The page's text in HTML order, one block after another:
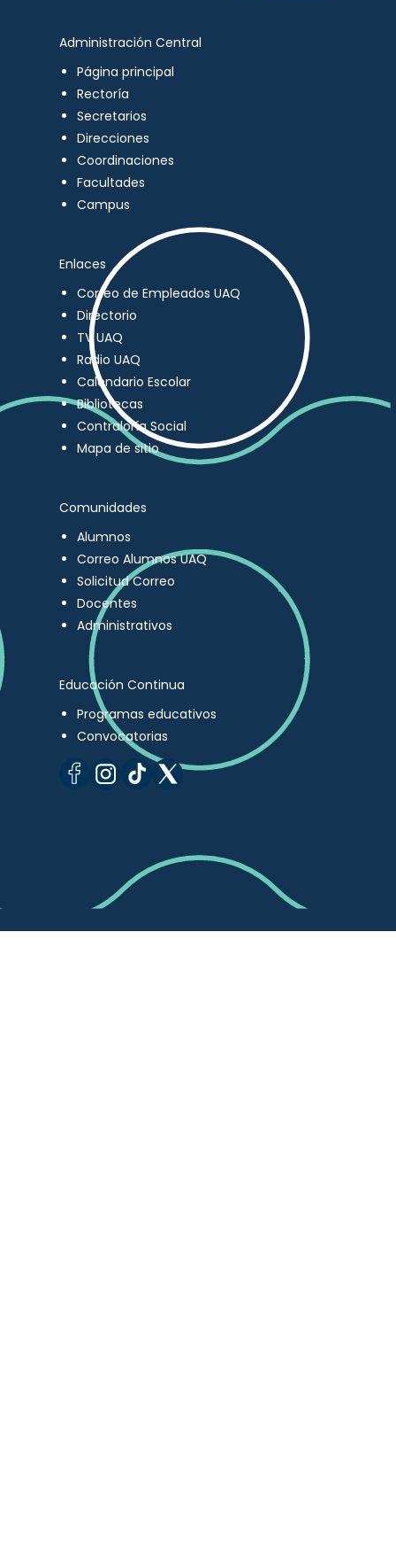
Administración Central
Página principal
Rectoría
Secretarios
Direcciones
Coordinaciones
Facultades
Campus
Enlaces
Correo de Empleados UAQ
Directorio
TV UAQ
Radio UAQ
Calendario Escolar
Bibliotecas
Contraloría Social
Mapa de sitio
Comunidades
Alumnos
Correo Alumnos UAQ
Solicitud Correo
Docentes
Administrativos
Educación Continua
Programas educativos
Convocatorias